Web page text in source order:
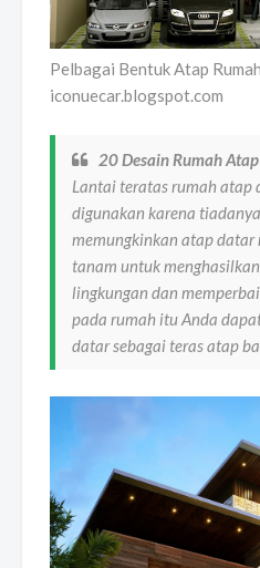
Pelbagai Bentuk Atap
iconuecar.blogspot.com
20 Desain Rumah
Lantai teratas rumah atap
digunakan karena
memungkinkan atap
tanam untuk
lingkungan dan
pada rumah itu Anda
datar sebagai teras atap